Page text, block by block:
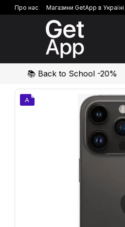
Перейти до основного контенту
Про нас Магазини GetApp в Україні
Політика конфіденційності
📚 Back to School -20%
A